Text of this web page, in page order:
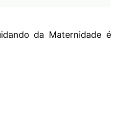
da Maternidade é